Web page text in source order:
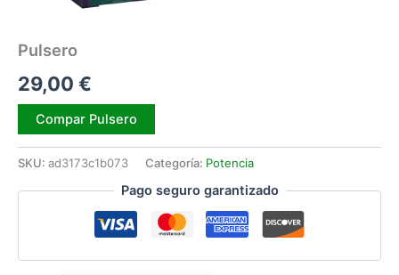
Pulsero
29,00 €
Compar Pulsero
SKU: ad3173c1b073 Categoría: Potencia
Pago seguro garantizado